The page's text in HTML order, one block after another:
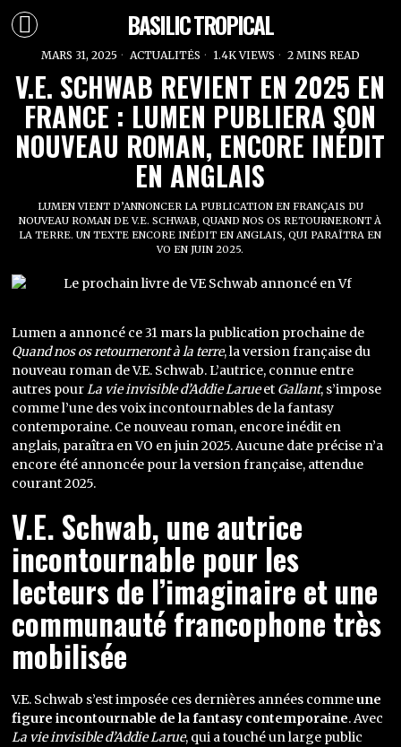
BASILIC TROPICAL
MARS 31, 2025 ACTUALITÉS 1.4K VIEWS 2 MINS READ
V.E. SCHWAB REVIENT EN 2025 EN
FRANCE : LUMEN PUBLIERA SON
NOUVEAU ROMAN, ENCORE INÉDIT
EN ANGLAIS
LUMEN VIENT D’ANNONCER LA PUBLICATION EN FRANÇAIS DU
NOUVEAU ROMAN DE V.E. SCHWAB, QUAND NOS OS RETOURNERONT À
LA TERRE. UN TEXTE ENCORE INÉDIT EN ANGLAIS, QUI PARAÎTRA EN
VO EN JUIN 2025.
Lumen a annoncé ce 31 mars la publication prochaine de
Quand nos os retourneront à la terre, la version française du
nouveau roman de V.E. Schwab. L’autrice, connue entre
autres pourLa vie invisible d’Addie Larueet Gallant, s’impose
comme l’une des voix incontournables de la fantasy
contemporaine. Ce nouveau roman, encore inédit en
anglais, paraîtra en VO en juin 2025. Aucune date précise n’a
encore été annoncée pour la version française, attendue
courant 2025.
V.E. Schwab, une autrice
incontournable pour les
lecteurs de l’imaginaire et une
communauté francophone très
mobilisée
V.E. Schwab s’est imposée ces dernières années commeune
figure incontournable de la fantasy contemporaine. Avec
La vie invisible d’Addie Larue, qui a touché un large public